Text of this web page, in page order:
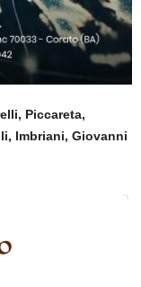
Piccareta,
Imbriani, Giovanni